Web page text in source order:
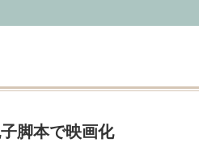
脚本で映画化